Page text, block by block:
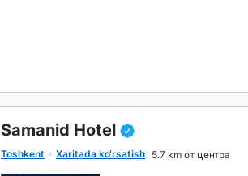
Samanid Hotel
Toshkent Xaritada ko‘rsatish 5.7 km от центра